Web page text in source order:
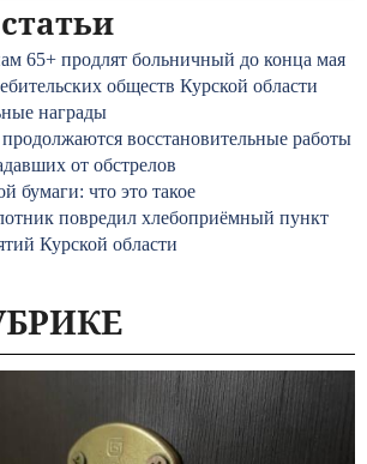
65+ продлят больничный до конца мая
обществ Курской области
награды
восстановительные работы
от обстрелов
бумаги: что это такое
повредил хлебоприёмный пункт
Курской области